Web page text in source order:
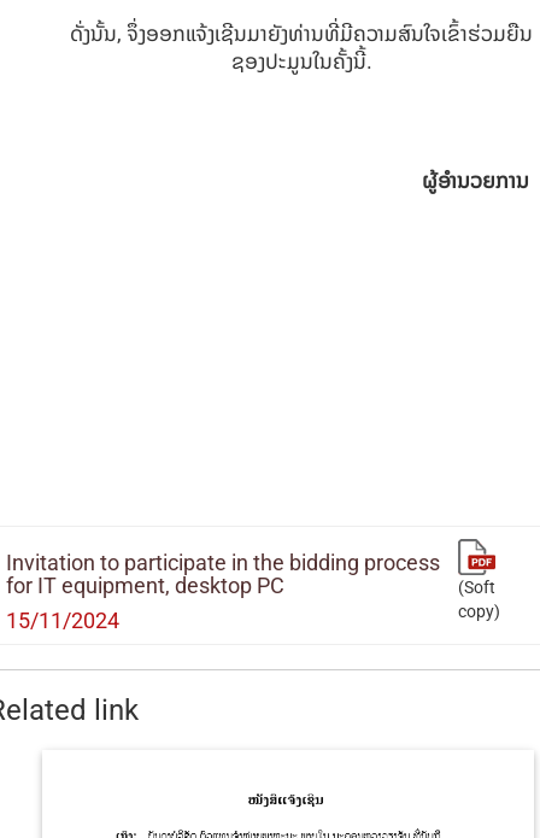
ດັ່ງນັ້ນ, ຈຶ່ງອອກແຈ້ງເຊີນມາຍັງທ່ານທີ່ມີຄວາມສົນໃຈເຂົ້າຮ່ວມຍືນ
ຊອງປະມູນໃນຄັ້ງນີ້.
ຜູ້ອຳນວຍການ
Invitation to participate in the bidding process
for IT equipment, desktop PC
15/11/2024
(Soft
copy)
link